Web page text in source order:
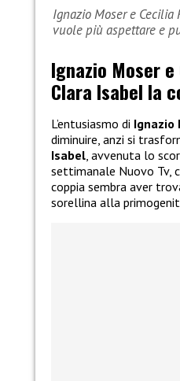
Ignazio Moser e
vuole più aspettare e
Ignazio Moser
Clara Isabel la
L’entusiasmo di Ignazio
diminuire, anzi si
Isabel, avvenuta lo
settimanale Nuovo Tv,
coppia sembra aver
sorellina alla